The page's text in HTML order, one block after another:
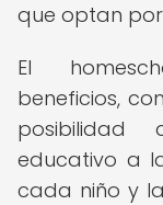
que optan
El
beneficios,
educativo a
cada niño y